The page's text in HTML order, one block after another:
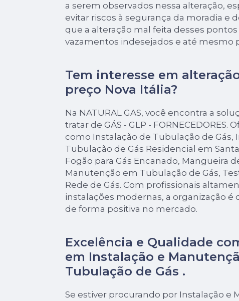
a serem observados nessa alteração,
evitar riscos à segurança da moradia e
que a alteração mal feita desses
vazamentos indesejados e até mesmo
Tem interesse em
preço Nova Itália?
Na NATURAL GAS, você encontra a
tratar de GÁS - GLP - FORNECEDORES.
como Instalação de Tubulação de Gás,
Tubulação de Gás Residencial em
Fogão para Gás Encanado, Mangueira
Manutenção em Tubulação de Gás,
Rede de Gás. Com profissionais
instalações modernas, a organização é
de forma positiva no mercado.
Excelência e Qualidade
em Instalação e
Tubulação de Gás .
Se estiver procurando por Instalação e